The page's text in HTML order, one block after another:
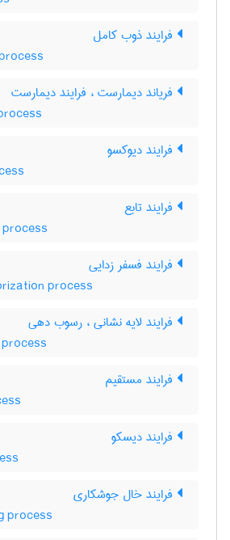
فرایند ذوب کامل
فریاند دیمارست ، فرایند دیمارست
فرایند دیوکسو
فرایند تابع
فرایند فسفر زدایی
process
فرایند لایه نشانی ، رسوب دهی
فرایند مستقیم
فرایند دیسکو
فرایند خال جوشکاری
process